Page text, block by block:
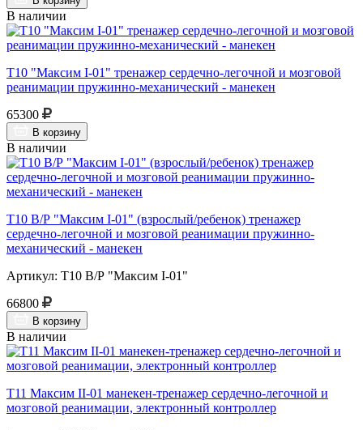
В наличии
Т10 "Максим I-01" тренажер сердечно-легочной и мозговой
реанимации пружинно-механический - манекен
65300
В корзину
В наличии
Т10 В/Р "Максим I-01" (взрослый/ребенок) тренажер
сердечно-легочной и мозговой реанимации пружинно-
механический - манекен
Артикул: Т10 В/Р "Максим I-01"
66800
В корзину
В наличии
Т11 Максим II-01 манекен-тренажер сердечно-легочной и
мозговой реанимации, электронный контроллер